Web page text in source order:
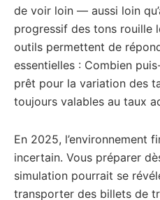
de voir loin — aussi loin
progressif des tons rouille
outils permettent de
essentielles : Combien
prêt pour la variation des
toujours valables au taux
En 2025, l’environnement
incertain. Vous préparer
simulation pourrait se
transporter des billets de